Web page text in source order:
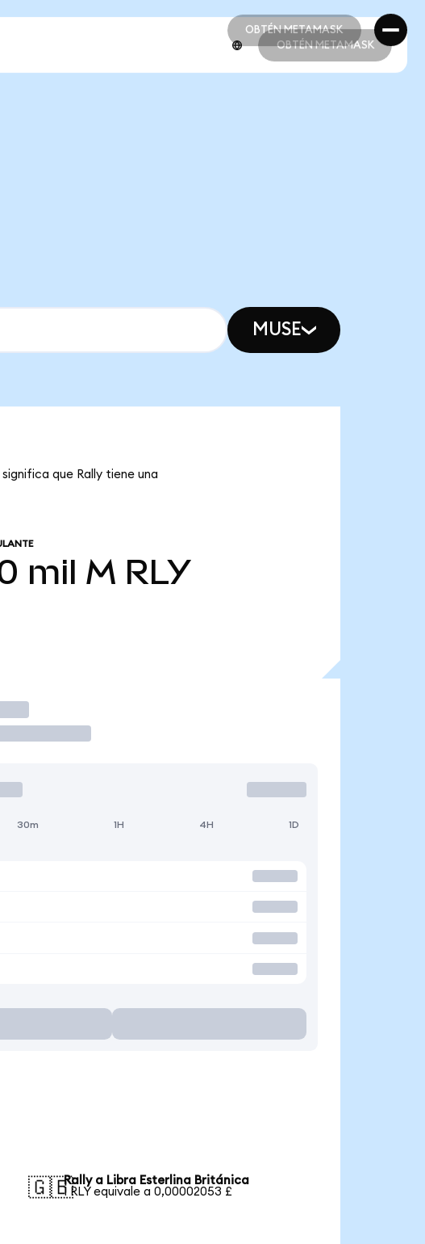
OBTÉN METAMASK
OBTÉN METAMASK
OBTÉN METAMASK
MUSE
que Rally tiene una
mil M RLY
30m 1H 4H 1D
🇬🇧Rally a Libra Esterlina Británica
1 RLY equivale a 0,00002053 £